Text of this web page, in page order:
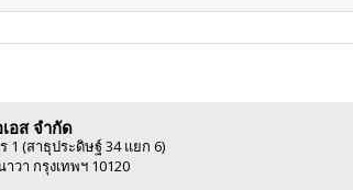
อส จำกัด
(สาธุประดิษฐ์ 34 แยก 6)
วา กรุงเทพฯ 10120